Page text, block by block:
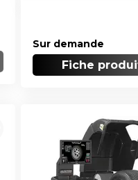
Sur demande
Fiche